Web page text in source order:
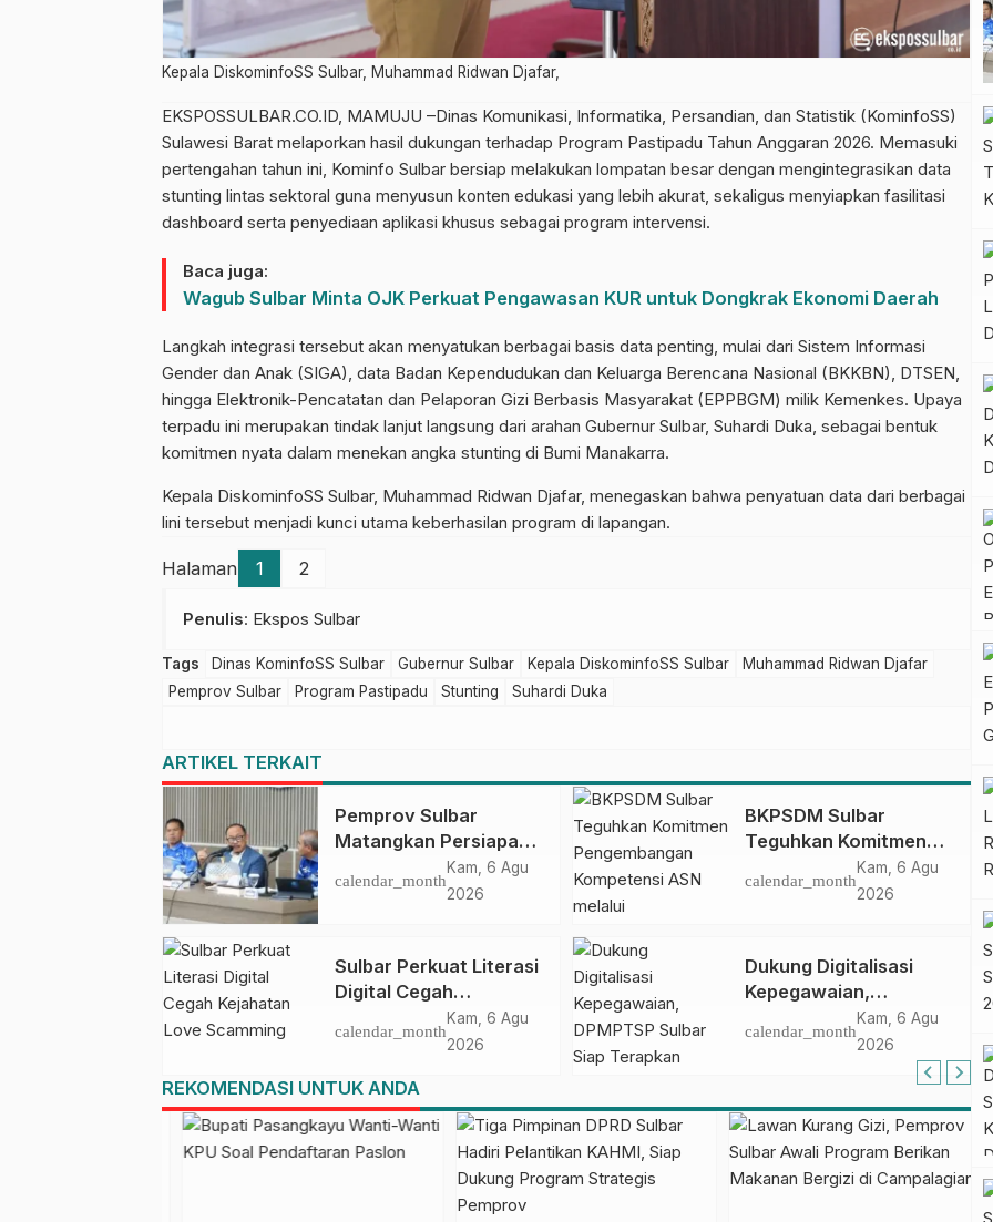
Kepala DiskominfoSS Sulbar, Muhammad Ridwan Djafar,
EKSPOSSULBAR.CO.ID, MAMUJU –Dinas Komunikasi, Informatika, Persandian, dan Statistik (KominfoSS)
Sulawesi Barat melaporkan hasil dukungan terhadap Program Pastipadu Tahun Anggaran 2026. Memasuki
pertengahan tahun ini, Kominfo Sulbar bersiap melakukan lompatan besar dengan mengintegrasikan data
stunting lintas sektoral guna menyusun konten edukasi yang lebih akurat, sekaligus menyiapkan fasilitasi
dashboard serta penyediaan aplikasi khusus sebagai program intervensi.
Baca juga:
Wagub Sulbar Minta OJK Perkuat Pengawasan KUR untuk Dongkrak Ekonomi Daerah
Langkah integrasi tersebut akan menyatukan berbagai basis data penting, mulai dari Sistem Informasi
Gender dan Anak (SIGA), data Badan Kependudukan dan Keluarga Berencana Nasional (BKKBN), DTSEN,
hingga Elektronik-Pencatatan dan Pelaporan Gizi Berbasis Masyarakat (EPPBGM) milik Kemenkes. Upaya
terpadu ini merupakan tindak lanjut langsung dari arahan Gubernur Sulbar, Suhardi Duka, sebagai bentuk
komitmen nyata dalam menekan angka stunting di Bumi Manakarra.
Kepala DiskominfoSS Sulbar, Muhammad Ridwan Djafar, menegaskan bahwa penyatuan data dari berbagai
lini tersebut menjadi kunci utama keberhasilan program di lapangan.
Halaman 1 2
Penulis: Ekspos Sulbar
Tags Dinas KominfoSS Sulbar Gubernur Sulbar Kepala DiskominfoSS Sulbar
Muhammad Ridwan Djafar
Pemprov Sulbar
Program Pastipadu Stunting Suhardi Duka
ARTIKEL TERKAIT
Pemprov Sulbar
Matangkan Persiapan
HUT Ke-81 RI, Puncak
Upacara di Lapangan
calendar_month
Kam, 6 Agu
2026
BKPSDM Sulbar
Teguhkan Komitmen
Pengembangan
Kompetensi ASN
Perjanjian Tugas
Belajar 2026
calendar_month
Kam, 6 Agu
2026
Sulbar Perkuat Literasi
Digital Cegah
Kejahatan Love
Scamming
calendar_month
Kam, 6 Agu
2026
Dukung Digitalisasi
Kepegawaian,
DPMPTSP Sulbar Siap
Terapkan Aplikasi
calendar_month
Kam, 6 Agu
2026
REKOMENDASI UNTUK ANDA